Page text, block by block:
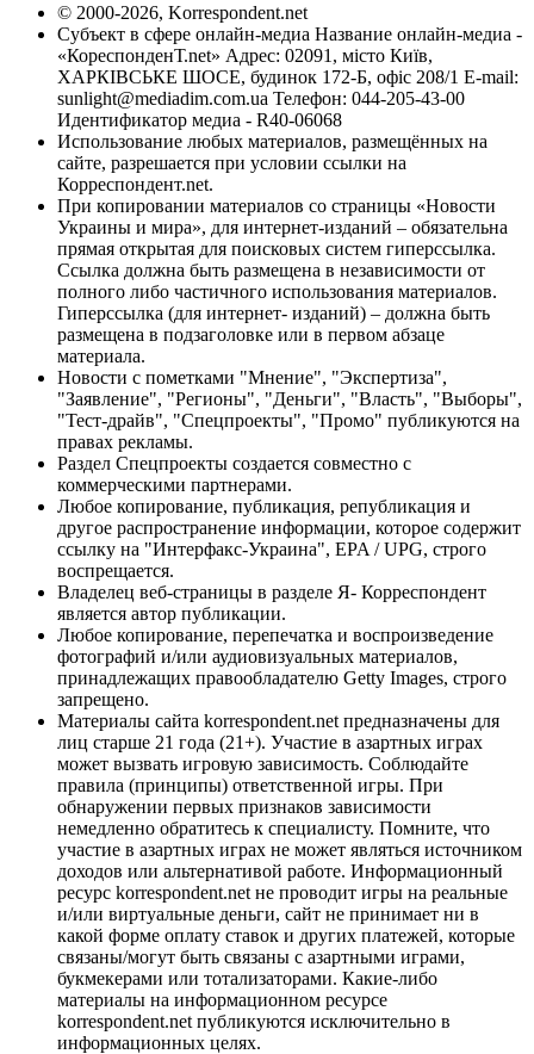
© 2000-2026, Korrespondent.net
Субъект в сфере онлайн-медиа Название онлайн-медиа -
«КореспонденТ.net» Адрес: 02091, місто Київ,
ХАРКІВСЬКЕ ШОСЕ, будинок 172-Б, офіс 208/1 E-mail:
sunlight@mediadim.com.ua Телефон: 044-205-43-00
Идентификатор медиа - R40-06068
Использование любых материалов, размещённых на
сайте, разрешается при условии ссылки на
Корреспондент.net.
При копировании материалов со страницы «Новости
Украины и мира», для интернет-изданий – обязательна
прямая открытая для поисковых систем гиперссылка.
Ссылка должна быть размещена в независимости от
полного либо частичного использования материалов.
Гиперссылка (для интернет- изданий) – должна быть
размещена в подзаголовке или в первом абзаце
материала.
Новости с пометками "Мнение", "Экспертиза",
"Заявление", "Регионы", "Деньги", "Власть", "Выборы",
"Тест-драйв", "Спецпроекты", "Промо" публикуются на
правах рекламы.
Раздел Спецпроекты создается совместно с
коммерческими партнерами.
Любое копирование, публикация, републикация и
другое распространение информации, которое содержит
ссылку на "Интерфакс-Украина", EPA / UPG, строго
воспрещается.
Владелец веб-страницы в разделе Я- Корреспондент
является автор публикации.
Любое копирование, перепечатка и воспроизведение
фотографий и/или аудиовизуальных материалов,
принадлежащих правообладателю Getty Images, строго
запрещено.
Материалы сайта korrespondent.net предназначены для
лиц старше 21 года (21+). Участие в азартных играх
может вызвать игровую зависимость. Соблюдайте
правила (принципы) ответственной игры. При
обнаружении первых признаков зависимости
немедленно обратитесь к специалисту. Помните, что
участие в азартных играх не может являться источником
доходов или альтернативой работе. Информационный
ресурс korrespondent.net не проводит игры на реальные
и/или виртуальные деньги, сайт не принимает ни в
какой форме оплату ставок и других платежей, которые
связаны/могут быть связаны с азартными играми,
букмекерами или тотализаторами. Какие-либо
материалы на информационном ресурсе
korrespondent.net публикуются исключительно в
информационных целях.